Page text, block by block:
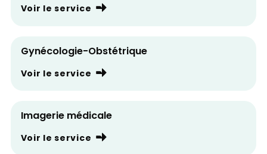
Voir le service
Gynécologie-Obstétrique
Voir le service
Imagerie médicale
Voir le service